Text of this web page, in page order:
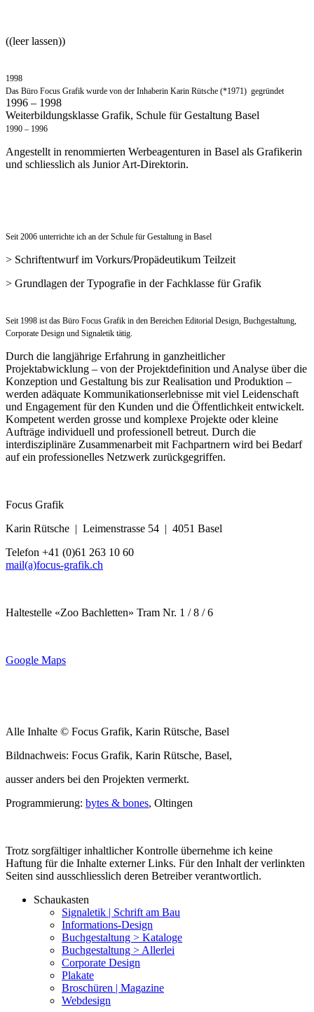
((leer lassen))
1998
Das Büro Focus Grafik wurde von der Inhaberin Karin Rütsche (*1971) gegründet
1996 – 1998
Weiterbildungsklasse Grafik, Schule für Gestaltung Basel
1990 – 1996
Angestellt in renommierten Werbeagenturen in Basel als Grafikerin
und schliesslich als Junior Art-Direktorin.
Seit 2006 unterrichte ich an der Schule für Gestaltung in Basel
> Schriftentwurf im Vorkurs/Propädeutikum Teilzeit
> Grundlagen der Typografie in der Fachklasse für Grafik
Seit 1998 ist das Büro Focus Grafik in den Bereichen Editorial Design, Buchgestaltung,
Corporate Design und Signaletik tätig.
Durch die langjährige Erfahrung in ganzheitlicher
Projektabwicklung – von der Projektdefinition und Analyse über die
Konzeption und Gestaltung bis zur Realisation und Produktion –
werden adäquate Kommunikationserlebnisse mit viel Leidenschaft
und Engagement für den Kunden und die Öffentlichkeit entwickelt.
Kompetent werden grosse und komplexe Projekte oder kleine
Aufträge individuell und professionell betreut. Durch die
interdisziplinäre Zusammenarbeit mit Fachpartnern wird bei Bedarf
auf ein professionelles Netzwerk zurückgegriffen.
Focus Grafik
Karin Rütsche | Leimenstrasse 54 | 4051 Basel
Telefon +41 (0)61 263 10 60
mail(a)focus-grafik.ch
Haltestelle «Zoo Bachletten» Tram Nr. 1 / 8 / 6
Google Maps
Alle Inhalte © Focus Grafik, Karin Rütsche, Basel
Bildnachweis: Focus Grafik, Karin Rütsche, Basel,
ausser anders bei den Projekten vermerkt.
Programmierung: bytes & bones, Oltingen
Trotz sorgfältiger inhaltlicher Kontrolle übernehme ich keine
Haftung für die Inhalte externer Links. Für den Inhalt der verlinkten
Seiten sind ausschliesslich deren Betreiber verantwortlich.
Schaukasten
Signaletik | Schrift am Bau
Informations-Design
Buchgestaltung > Kataloge
Buchgestaltung > Allerlei
Corporate Design
Plakate
Broschüren | Magazine
Webdesign